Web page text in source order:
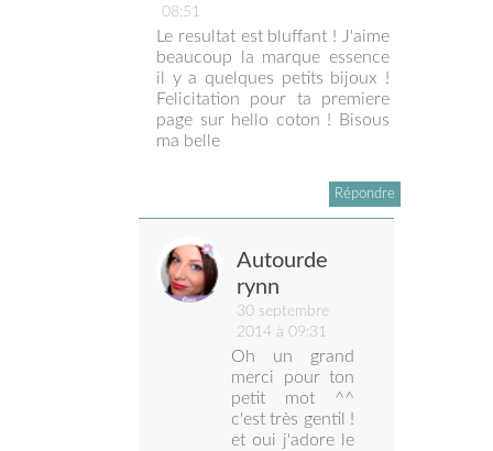
08:51
Le resultat est bluffant ! J'aime
beaucoup la marque essence
il y a quelques petits bijoux !
Felicitation pour ta premiere
page sur hello coton ! Bisous
ma belle
Répondre
Autourde
rynn
30 septembre
2014 à 09:31
Oh un grand
merci pour ton
petit mot ^^
c'est très gentil !
et oui j'adore le